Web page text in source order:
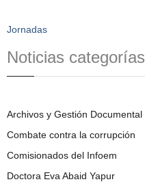
Jornadas
Noticias categorías
Archivos y Gestión Documental
Combate contra la corrupción
Comisionados del Infoem
Doctora Eva Abaid Yapur